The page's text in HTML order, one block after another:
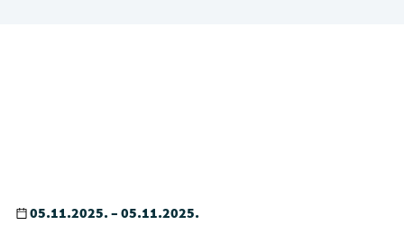
05.11.2025. – 05.11.2025.